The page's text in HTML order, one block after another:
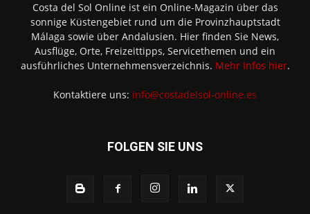
Costa del Sol Online ist ein Online-Magazin über das
sonnige Küstengebiet rund um die Provinzhauptstadt
Málaga sowie über Andalusien. Hier finden Sie News,
Ausflüge, Orte, Freizeittipps, Servicethemen und ein
ausführliches Unternehmensverzeichnis. Mehr Infos hier.
Kontaktiere uns: info@costadelsol-online.es
FOLGEN SIE UNS